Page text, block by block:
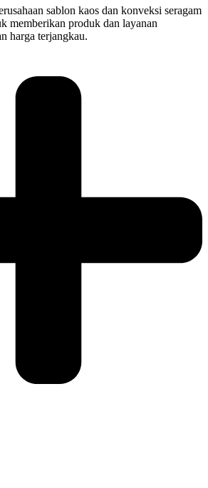
sablon kaos dan konveksi seragam
memberikan produk dan layanan
harga terjangkau.